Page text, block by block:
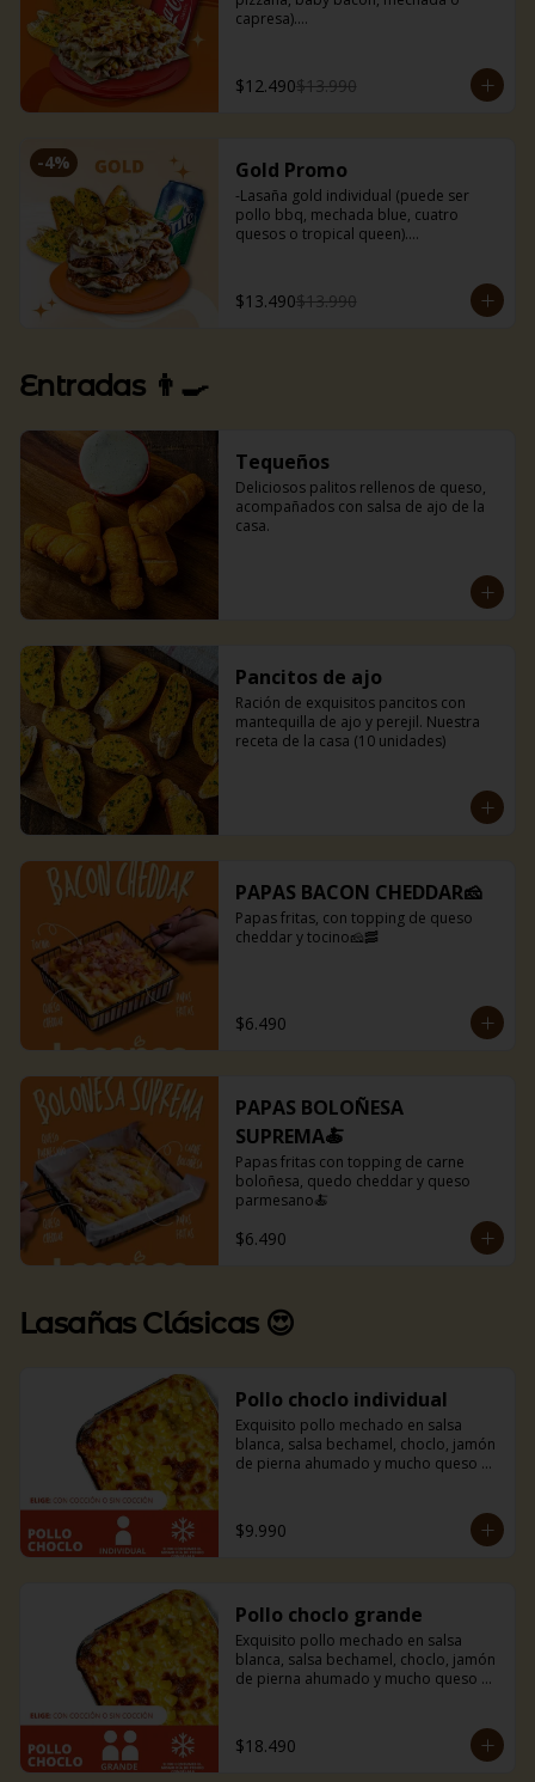
capresa).
(3uds).
$12.490$13.990
-4% Gold Promo
-Lasaña gold individual (puede ser
pollo bbq, mechada blue, cuatro
quesos o tropical queen).
(3uds).
$13.490$13.990
Entradas 👨‍🍳
Tequeños
Deliciosos palitos rellenos de queso,
acompañados con salsa de ajo de la
casa.
Pancitos de ajo
Ración de exquisitos pancitos con
mantequilla de ajo y perejil. Nuestra
receta de la casa (10 unidades)
PAPAS BACON CHEDDAR🧀
Papas fritas, con topping de queso
cheddar y tocino🧀🥓
$6.490
PAPAS BOLOÑESA
SUPREMA🍝
Papas fritas con topping de carne
boloñesa, quedo cheddar y queso
parmesano🍝
$6.490
Lasañas Clásicas 😍
Pollo choclo individual
Exquisito pollo mechado en salsa
blanca, salsa bechamel, choclo, jamón
de pierna ahumado y mucho queso
la casa.
$9.990
Pollo choclo grande
Exquisito pollo mechado en salsa
blanca, salsa bechamel, choclo, jamón
de pierna ahumado y mucho queso
la casa.
$18.490